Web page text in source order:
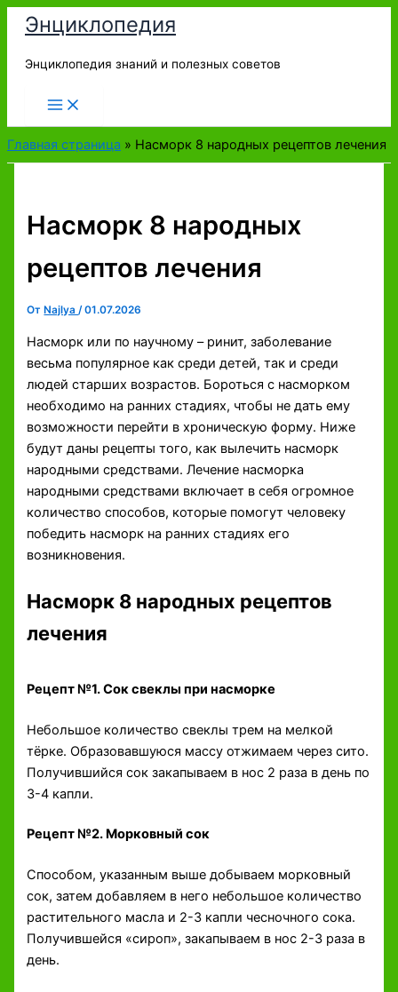
Перейти
содержимому
Энциклопедия
Энциклопедия знаний и полезных советов
Главная страница » Насморк 8 народных рецептов лечения
Насморк 8 народных
рецептов лечения
От Najlya/01.07.2026
Насморк или по научному – ринит, заболевание
весьма популярное как среди детей, так и среди
людей старших возрастов. Бороться с насморком
необходимо на ранних стадиях, чтобы не дать ему
возможности перейти в хроническую форму. Ниже
будут даны рецепты того, как вылечить насморк
народными средствами. Лечение насморка
народными средствами включает в себя огромное
количество способов, которые помогут человеку
победить насморк на ранних стадиях его
возникновения.
Насморк 8 народных рецептов
лечения
Рецепт №1. Сок свеклы при насморке
Небольшое количество свеклы трем на мелкой
тёрке. Образовавшуюся массу отжимаем через сито.
Получившийся сок закапываем в нос 2 раза в день по
3-4 капли.
Рецепт №2. Морковный сок
Способом, указанным выше добываем морковный
сок, затем добавляем в него небольшое количество
растительного масла и 2-3 капли чесночного сока.
Получившейся «сироп», закапываем в нос 2-3 раза в
день.